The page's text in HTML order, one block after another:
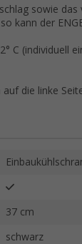
sowie
kann der
C (individuell
die linke
37 cm
schwarz